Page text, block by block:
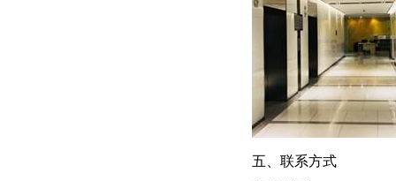
五、联系方式